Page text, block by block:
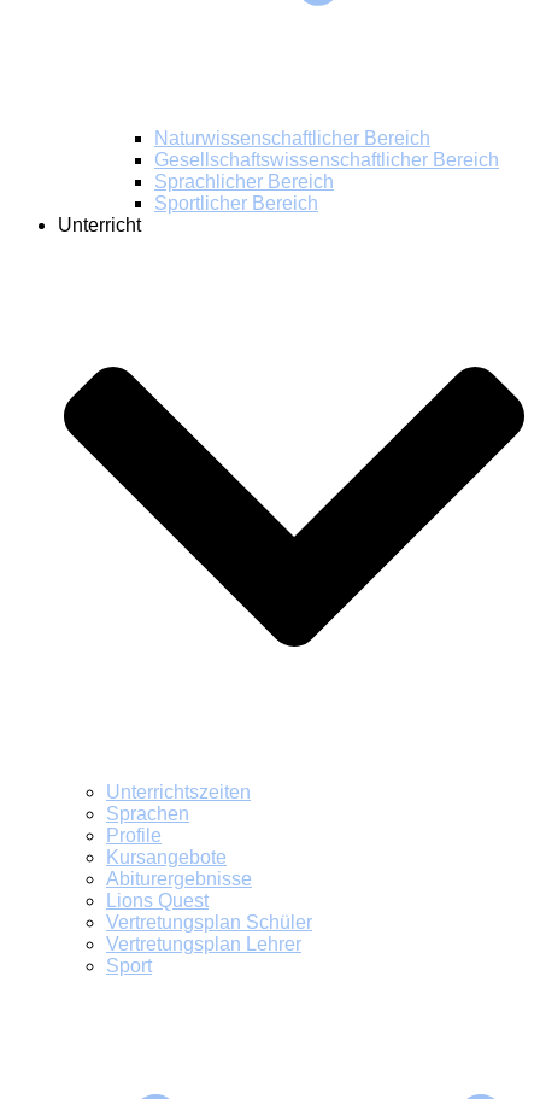
Naturwissenschaftlicher Bereich
Gesellschaftswissenschaftlicher Bereich
Sprachlicher Bereich
Sportlicher Bereich
Unterricht
Unterrichtszeiten
Sprachen
Profile
Kursangebote
Abiturergebnisse
Lions Quest
Vertretungsplan Schüler
Vertretungsplan Lehrer
Sport